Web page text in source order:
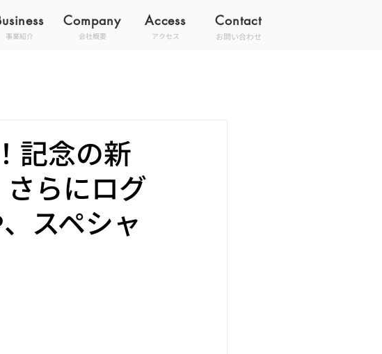
事業紹介
Access Contact
アクセス お問い合わせ
Company
会社概要
記念の新
らにログ
スペシャ